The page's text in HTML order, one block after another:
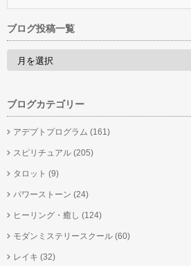
ブログ投稿一覧
ブログカテゴリー
アデプトプログラム (161)
スピリチュアル (205)
タロット (9)
パワーストーン (24)
ヒーリング・癒し (124)
モダンミステリースクール (60)
レイキ (32)